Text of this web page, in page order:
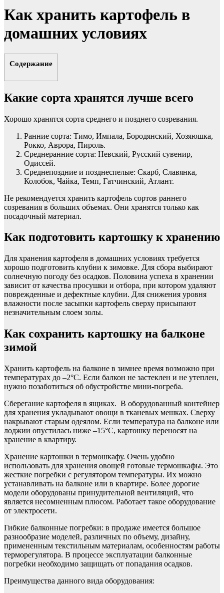
Как хранить картофель в
домашних условиях
Содержание
Какие сорта хранятся лучше всего
Хорошо хранятся сорта среднего и позднего созревания.
Ранние сорта: Тимо, Импала, Бородянский, Хозяюшка,
Рокко, Аврора, Пироль.
Среднеранние сорта: Невский, Русский сувенир,
Одиссей.
Среднепоздние и позднеспелые: Скарб, Славянка,
Колобок, Чайка, Темп, Гатчинский, Атлант.
Не рекомендуется хранить картофель сортов раннего
созревания в больших объемах. Они хранятся только как
посадочный материал.
Как подготовить картошку к хранению
Для хранения картофеля в домашних условиях требуется
хорошо подготовить клубни к зимовке. Для сбора выбирают
солнечную погоду без осадков. Половина успеха в хранении
зависит от качества просушки и отбора, при котором удаляют
поврежденные и дефектные клубни. Для снижения уровня
влажности после засыпки картофель сверху присыпают
незначительным слоем золы.
Как сохранить картошку на балконе
зимой
Хранить картофель на балконе в зимнее время возможно при
температурах до –2°С. Если балкон не застеклен и не утеплен,
нужно позаботиться об обустройстве мини-погреба.
Сберегание картофеля в ящиках. В оборудованный контейнер
для хранения укладывают овощи в тканевых мешках. Сверху
накрывают старым одеялом. Если температура на балконе или
лоджии опустилась ниже –15°С, картошку переносят на
хранение в квартиру.
Хранение картошки в термошкафу. Очень удобно
использовать для хранения овощей готовые термошкафы. Это
жесткие погребки с регулятором температуры. Их можно
устанавливать на балконе или в квартире. Более дорогие
модели оборудованы принудительной вентиляций, что
является несомненным плюсом. Работает такое оборудование
от электросети.
Гибкие балконные погребки: в продаже имеется большое
разнообразие моделей, различных по объему, дизайну,
примененным текстильным материалам, особенностям работы
терморегулятора. В процессе эксплуатации балконные
погребки необходимо защищать от попадания осадков.
Преимущества данного вида оборудования: